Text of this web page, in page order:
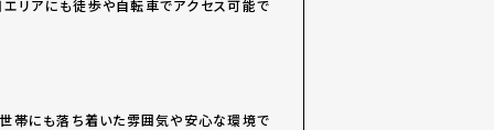
エリアにも徒歩や自転車でアクセス可能で
世帯にも落ち着いた雰囲気や安心な環境で